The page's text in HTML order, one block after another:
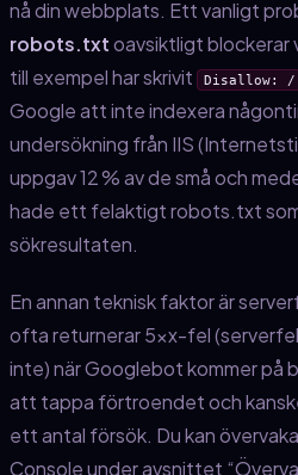
nå din webbplats. Ett vanligt
robots.txtoavsiktligt blockerar
till exempel har skrivit
Disallow: /
Google att inte indexera
undersökning från IIS
uppgav 12 % av de små och
hade ett felaktigt robots.txt
sökresultaten.
En annan teknisk faktor är
ofta returnerar 5xx-fel
inte) när Googlebot kommer på
att tappa förtroendet och
ett antal försök. Du kan
Console under avsnittet